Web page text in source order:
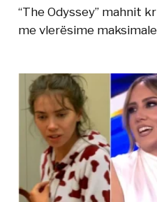
“The Odyssey” mahnit
me vlerësime maksimale